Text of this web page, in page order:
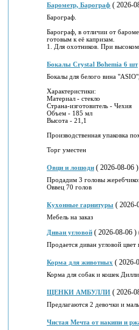
Барометр, Барограф ( 2026-
Бapогрaф.
Барограф, в отличии от
готовым к её капризам.
1. Для охотников. При высоком
Бокалы Crystal Bohemia 6 шт
Бокалы для белого вина
Характеристики:
Материал - стекло
Страна-изготовитель - Чехия
Объем - 185 мл
Высота - 21,1
Производственная упаковка
Торг уместен
Овци и лошоди ( 2026-08-06
Продадим 3 головы
Оввец 70 голов
Кухонные гарнитуры ( 2026-
Мебель на заказ
Диван угловой ( 2026-08-06 )
Продается диван угловой
Корма для животных ( 2026-
Корма для собак и кошек
ЩЕНКИ АМБУЛЛИ ( 2026-
Предлагаются 2 девочки и
Чистая Мечта от накипи и